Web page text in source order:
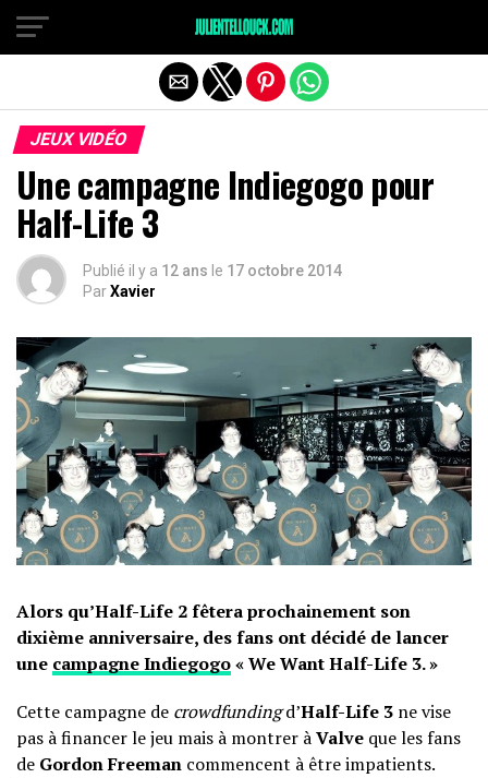
JEUX VIDÉO
Une campagne Indiegogo pour
Half-Life 3
Publié il y a 12 ans le 17 octobre 2014
ParXavier
Alors qu’Half-Life 2 fêtera prochainement son
dixième anniversaire, des fans ont décidé de lancer
une campagne Indiegogo« We Want Half-Life 3. »
Cette campagne de crowdfundingd’Half-Life 3 ne vise
pas à financer le jeu mais à montrer àValve que les fans
de Gordon Freeman commencent à être impatients.